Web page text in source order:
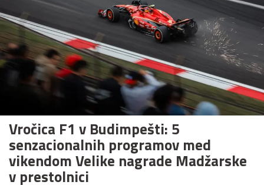
Vročica F1 v Budimpešti: 5
senzacionalnih programov med
vikendom Velike nagrade Madžarske
v prestolnici